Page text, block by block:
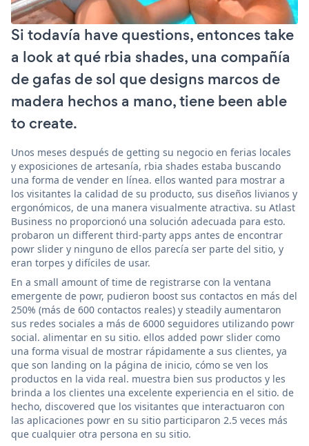
Si todavía have questions, entonces take
a look at qué rbia shades, una compañía
de gafas de sol que designs marcos de
madera hechos a mano, tiene been able
to create.
Unos meses después de getting su negocio en ferias locales
y exposiciones de artesanía, rbia shades estaba buscando
una forma de vender en línea. ellos wanted para mostrar a
los visitantes la calidad de su producto, sus diseños livianos y
ergonómicos, de una manera visualmente atractiva. su Atlast
Business no proporcionó una solución adecuada para esto.
probaron un different third-party apps antes de encontrar
powr slider y ninguno de ellos parecía ser parte del sitio, y
eran torpes y difíciles de usar.
En a small amount of time de registrarse con la ventana
emergente de powr, pudieron boost sus contactos en más del
250% (más de 600 contactos reales) y steadily aumentaron
sus redes sociales a más de 6000 seguidores utilizando powr
social. alimentar en su sitio. ellos added powr slider como
una forma visual de mostrar rápidamente a sus clientes, ya
que son landing on la página de inicio, cómo se ven los
productos en la vida real. muestra bien sus productos y les
brinda a los clientes una excelente experiencia en el sitio. de
hecho, discovered que los visitantes que interactuaron con
las aplicaciones powr en su sitio participaron 2.5 veces más
que cualquier otra persona en su sitio.